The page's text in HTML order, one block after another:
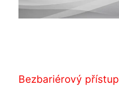
Bezbariérový přístup